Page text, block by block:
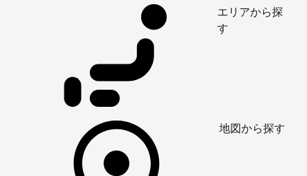
エリアから探
す
地図から探す